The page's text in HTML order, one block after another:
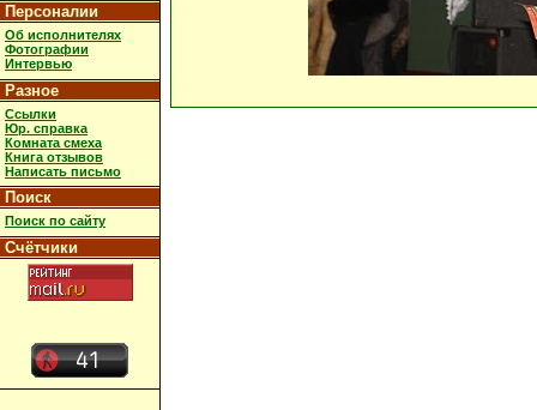
Персоналии
Об исполнителях
Фотографии
Интервью
Разное
Ссылки
Юр. справка
Комната смеха
Книга отзывов
Написать письмо
Поиск
Поиск по сайту
Счётчики